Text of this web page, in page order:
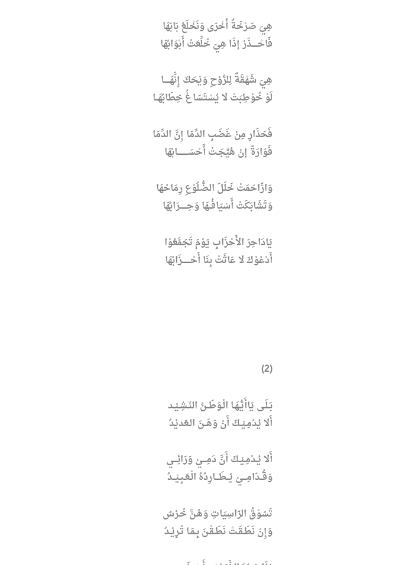
هِيَ صَرْخَةٌ أُخْرَى وَنَخْلَعُ بَابَهَا
فَاحْـــــذَرْ إذَا هِيَ خُلِّعَتْ أَبْوَابُهَا
هِيَ شَهْقَةٌ لِلرُّوْحِ وَيْحَكَ إِنَّهَـــــا
لَوْ خُوْطِبَتْ لا يُسْتَسَاغُ خِطَابُهَــا
فَحَذَارِ مِنْ غَضَبِ الدِّمَا إِنَّ الدِّمَا
فَوّارَةٌ إنْ هُيِّجَـتْ أَحْسَـــــــــابُهَا
وَازّاحَمَتْ خَلَلَ الضُّلُوْعِ رِمَاحُهَا
وَتَشَابَكَتْ أَسْيَافُــهَا وَحِــــــرَابُهَا
يَادَاحِرَ الأَحْزَابِ يَوْمَ تَجَمَّعُوْا
أَدْعُوْكَ لا عَاثَتْ بِنَا أَحْـــــــزَابُهَا
(2)
بَـلَـى يَاأَيُّـهَـا الْـوَطَــنُ النّـشِـيْـد
أَلا يُدْمِـيْـكَ أَنْ وَهَــنَ الـعَديْدُ
أَلا يُـدْمِـيْـكَ أَنَّ دَمِـــيْ وَرَائِـــي
وَقُــدّامِـــيْ يُــطَـــارِدُهُ الْـعَـبِـيْــدُ
تَسُوْقُ الرّاسِيَاتِ وَهُـنَّ خُـرْسٌ
وَإِنْ نَطَـقَـتْ نَطَـقْـنَ بِـمَـا تُـرِيْـدُ